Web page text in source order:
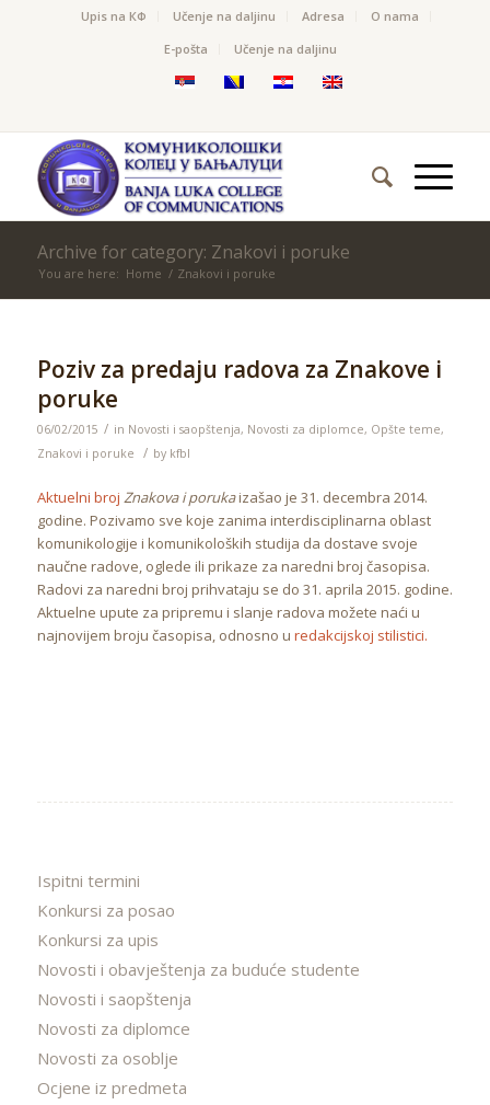
Upis na КФ Učenje na daljinu Adresa
O nama
Е-pošta
Učenje na daljinu
Archive for category: Znakovi i poruke
You are here: Home / Znakovi i poruke
Poziv za predaju radova za Znakove i
poruke
06/02/2015 / in Novosti i saopštenja, Novosti za diplomce, Opšte teme,
Znakovi i poruke
/ by kfbl
Aktuelni broj Znakova i porukaizašao je 31. decembra 2014.
godine. Pozivamo sve koje zanima interdisciplinarna oblast
komunikologije i komunikoloških studija da dostave svoje
naučne radove, oglede ili prikaze za naredni broj časopisa.
Radovi za naredni broj prihvataju se do 31. aprila 2015. godine.
Aktuelne upute za pripremu i slanje radova možete naći u
najnovijem broju časopisa, odnosno u redakcijskoj stilistici.
Ispitni termini
Konkursi za posao
Konkursi za upis
Novosti i obavještenja za buduće studente
Novosti i saopštenja
Novosti za diplomce
Novosti za osoblje
Ocjene iz predmeta